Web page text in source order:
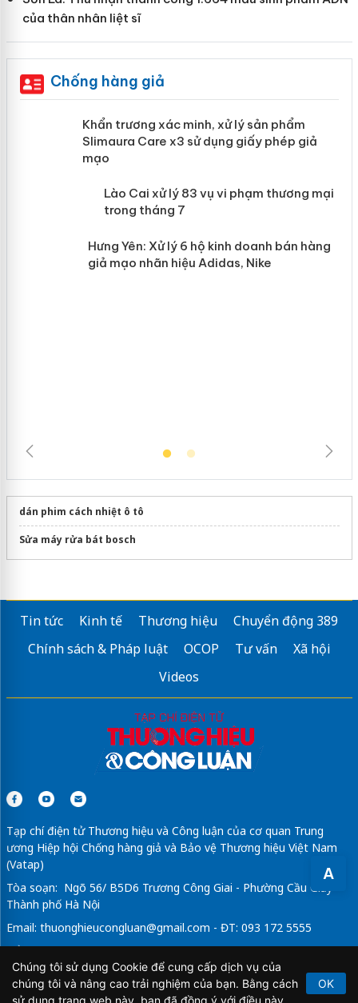
A
của thân nhân liệt sĩ
Chống hàng giả
Khẩn trương xác minh, xử lý sản phẩm
Slimaura Care x3 sử dụng giấy phép giả
mạo
Lào Cai xử lý 83 vụ vi phạm thương
mại trong tháng 7
dán phim cách nhiệt ô tô
Sửa máy rửa bát bosch
Tin tức Kinh tế Thương hiệu
Chuyển động 389
Chính sách & Pháp luật
OCOP Tư vấn
Xã hội
Videos
Tạp chí điện tử Thương hiệu và Công luận của cơ quan Trung
ương Hiệp hội Chống hàng giả và Bảo vệ Thương hiệu Việt Nam
(Vatap)
Tòa soạn: Ngõ 56/ B5D6 Trương Công Giai - Phường Cầu Giấy -
Thành phố Hà Nội
Email: thuonghieucongluan@gmail.com - ĐT: 093 172 5555
Tổng Biên Tập: Vũ Đức Thuận
Giấy phép hoạt động báo chí điện tử số 64/GP-BTTTT do Bộ
Thông tin và Truyền thông cấp ngày 21/2/2020.
Chúng tôi sử dụng Cookie để cung cấp dịch vụ của
chúng tôi và nâng cao trải nghiệm của bạn. Bằng cách
sử dụng trang web này, bạn đã đồng ý với điều này.
OK